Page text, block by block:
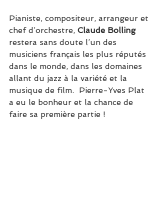
Pianiste, compositeur, arrangeur et
chef d’orchestre, Claude Bolling
restera sans doute l’un des
musiciens français les plus réputés
dans le monde, dans les domaines
allant du jazz à la variété et la
musique de film.  Pierre-Yves Plat
a eu le bonheur et la chance de
faire sa première partie !